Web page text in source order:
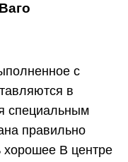
с
в
специальным
правильно
хорошее В центре